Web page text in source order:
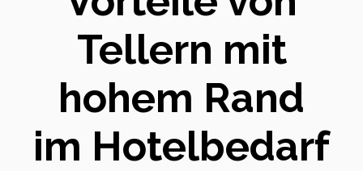
Tellern mit
hohem Rand
im Hotelbedarf